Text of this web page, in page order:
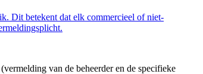
Dit betekent dat elk commercieel of niet-
van de beheerder en de specifieke